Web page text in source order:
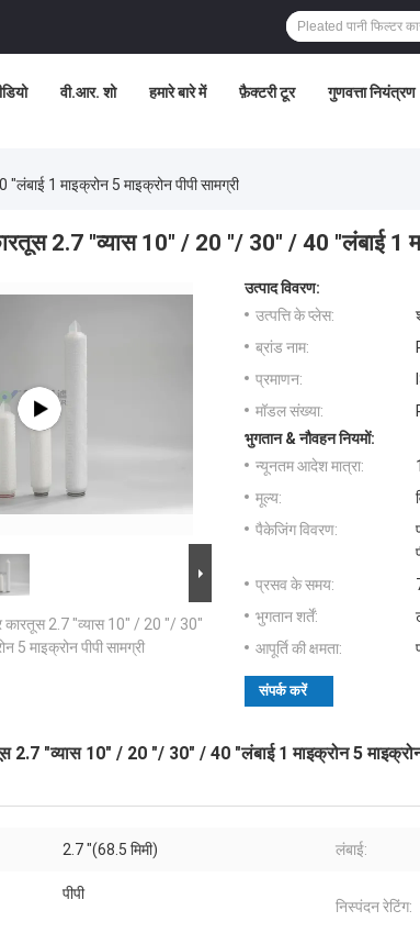
वी.आर. शो हमारे बारे में फ़ैक्टरी टूर गुणवत्ता नियंत्रण
1 माइक्रोन 5 माइक्रोन पीपी सामग्री
2.7 "व्यास 10" / 20 "/ 30" / 40 "लंबाई 1
कारतूस 2.7 "व्यास 10" / 20 "/ 30"
5 माइक्रोन पीपी सामग्री
उत्पाद विवरण:
उत्पत्ति के प्लेस:
ब्रांड नाम:
प्रमाणन:
मॉडल संख्या:
भुगतान & नौवहन नियमों:
न्यूनतम आदेश मात्रा:
1
मूल्य:
पैकेजिंग विवरण:
प्रसव के समय:
भुगतान शर्तें:
आपूर्ति की क्षमता:
संपर्क करें
2.7 "व्यास 10" / 20 "/ 30" / 40 "लंबाई 1 माइक्रोन 5 माइक्रोन
2.7 "(68.5 मिमी) लंबाई:
पीपी
निस्पंदन रेटिंग: